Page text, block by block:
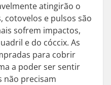
atingirão o
cotovelos e pulsos são
sofrem impactos,
e do cóccix. As
para cobrir
a poder ser sentir
não precisam